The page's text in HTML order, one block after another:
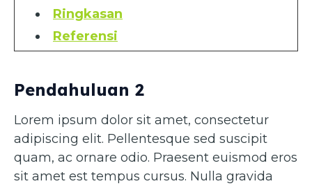
Ringkasan
Referensi
Pendahuluan 2
Lorem ipsum dolor sit amet, consectetur
adipiscing elit. Pellentesque sed suscipit
quam, ac ornare odio. Praesent euismod eros
sit amet est tempus cursus. Nulla gravida